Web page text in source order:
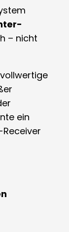
– nicht
ein